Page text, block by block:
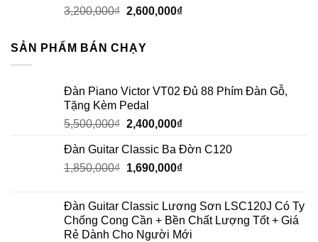
3,200,000₫ 2,600,000₫
SẢN PHẨM BÁN CHẠY
Đàn Piano Victor VT02 Đủ 88 Phím Đàn Gỗ,
Tặng Kèm Pedal
5,500,000₫ 2,400,000₫
Đàn Guitar Classic Ba Đờn C120
1,850,000₫ 1,690,000₫
Đàn Guitar Classic Lương Sơn LSC120J Có Ty
Chống Cong Cần + Bền Chất Lượng Tốt + Giá
Rẻ Dành Cho Người Mới